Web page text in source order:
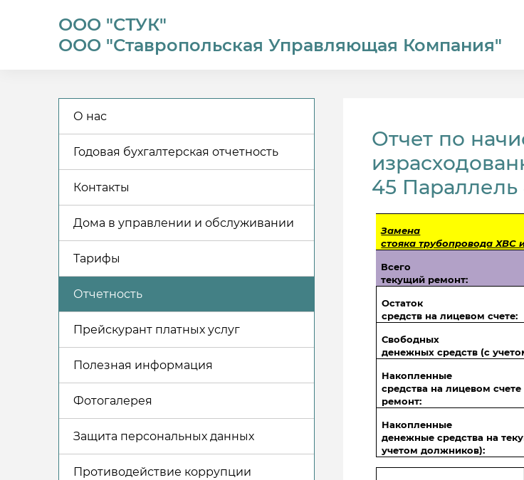
ООО "СТУК"
ООО "Ставропольская Управляющая Компания"
О нас
Годовая бухгалтерская отчетность
Контакты
Дома в управлении и обслуживании
Тарифы
Отчетность
Прейскурант платных услуг
Полезная информация
Фотогалерея
Защита персональных данных
Противодействие коррупции
Отчет по
45 Параллель
Замена
стояка трубопровода ХВС
Всего
текущий ремонт:
Остаток
средств на лицевом счете:
Свободных
денежных средств (с
Накопленные
средства на лицевом
ремонт:
Накопленные
денежные средства на
учетом должников):